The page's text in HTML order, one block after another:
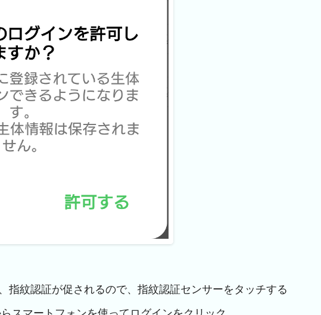
指紋認証が促されるので、指紋認証センサーをタッチする